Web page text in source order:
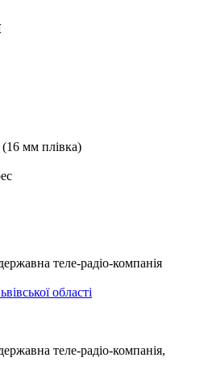
(16 мм плівка)
теле-радіо-компанія
області
теле-радіо-компанія,